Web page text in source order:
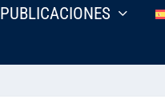
PUBLICACIONES